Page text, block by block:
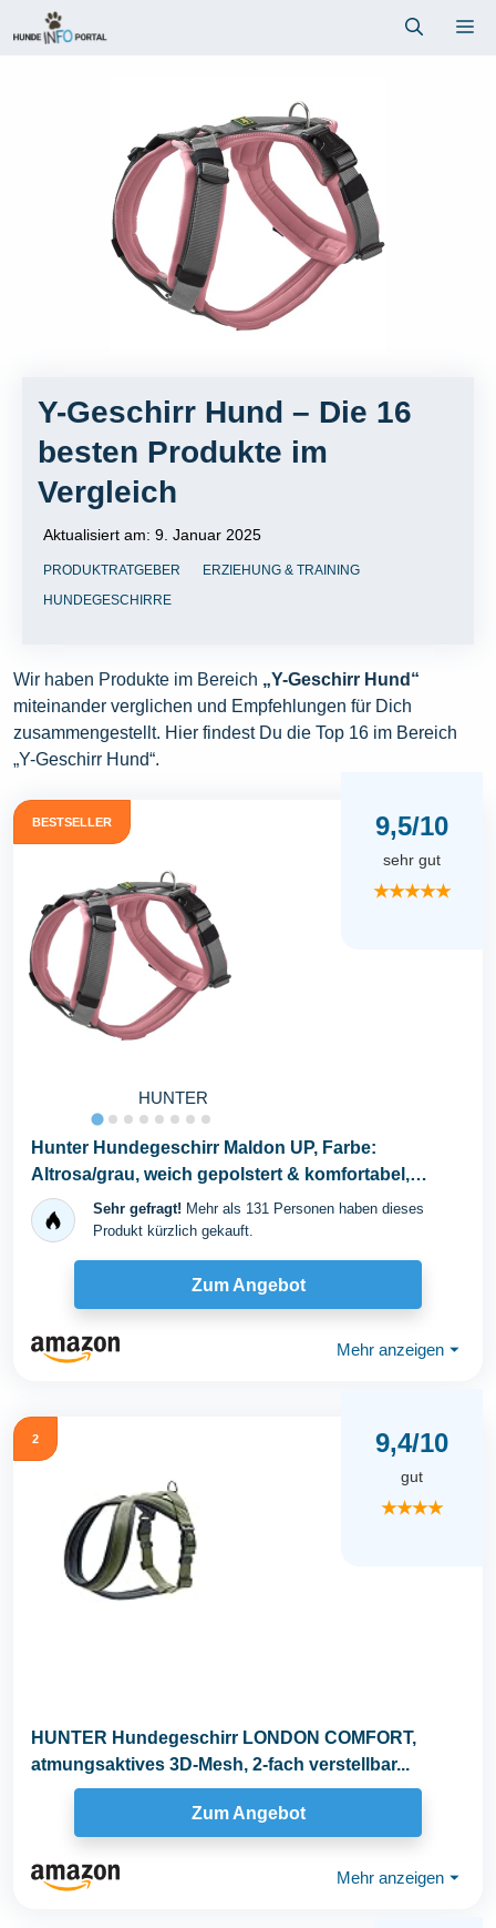
Inhalt
Y-Geschirr Hund – Die 16
besten Produkte im
Vergleich
Aktualisiert am: 9. Januar 2025
PRODUKTRATGEBER
ERZIEHUNG & TRAINING
HUNDEGESCHIRRE
Wir haben Produkte im Bereich „Y-Geschirr Hund“
miteinander verglichen und Empfehlungen für Dich
zusammengestellt. Hier findest Du die Top 16 im Bereich
„Y-Geschirr Hund“.
BESTSELLER
HUNTER
9,5/10
sehr gut
★★★★★
Hunter Hundegeschirr Maldon UP, Farbe:
Altrosa/grau, weich gepolstert & komfortabel,
stark...
Sehr gefragt! Mehr als 131 Personen haben dieses
Produkt kürzlich gekauft.
Zum Angebot
Mehr anzeigen ⏷
2 9,4/10
gut
★★★★
HUNTER Hundegeschirr LONDON COMFORT,
atmungsaktives 3D-Mesh, 2-fach verstellbar...
Zum Angebot
Mehr anzeigen ⏷